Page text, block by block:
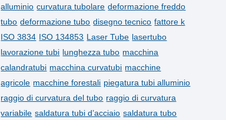
alluminio curvatura tubolare deformazione freddo
tubo deformazione tubo disegno tecnico fattore k
ISO 3834 ISO 134853 Laser Tube lasertubo
lavorazione tubi lunghezza tubo macchina
calandratubi macchina curvatubi macchine
agricole macchine forestali piegatura tubi alluminio
raggio di curvatura del tubo raggio di curvatura
variabile saldatura tubi d’acciaio saldatura tubo